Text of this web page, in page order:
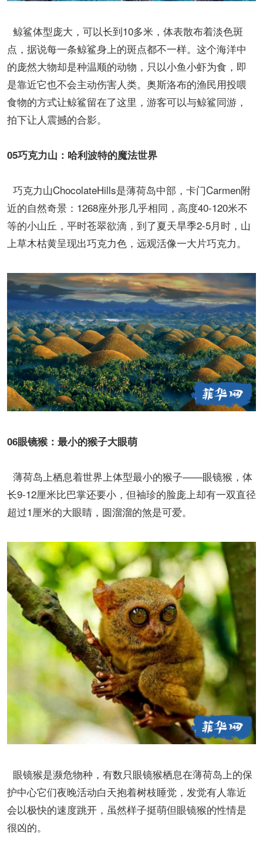
鲸鲨体型庞大，可以长到10多米，体表散布着淡色斑
点，据说每一条鲸鲨身上的斑点都不一样。这个海洋中
的庞然大物却是种温顺的动物，只以小鱼小虾为食，即
是靠近它也不会主动伤害人类。奥斯洛布的渔民用投喂
食物的方式让鲸鲨留在了这里，游客可以与鲸鲨同游，
拍下让人震撼的合影。
05巧克力山：哈利波特的魔法世界
巧克力山ChocolateHills是薄荷岛中部，卡门Carmen附
近的自然奇景：1268座外形几乎相同，高度40-120米不
等的小山丘，平时苍翠欲滴，到了夏天旱季2-5月时，山
上草木枯黄呈现出巧克力色，远观活像一大片巧克力。
06眼镜猴：最小的猴子大眼萌
薄荷岛上栖息着世界上体型最小的猴子——眼镜猴，体
长9-12厘米比巴掌还要小，但袖珍的脸庞上却有一双直径
超过1厘米的大眼睛，圆溜溜的煞是可爱。
眼镜猴是濒危物种，有数只眼镜猴栖息在薄荷岛上的保
护中心它们夜晚活动白天抱着树枝睡觉，发觉有人靠近
会以极快的速度跳开，虽然样子挺萌但眼镜猴的性情是
很凶的。